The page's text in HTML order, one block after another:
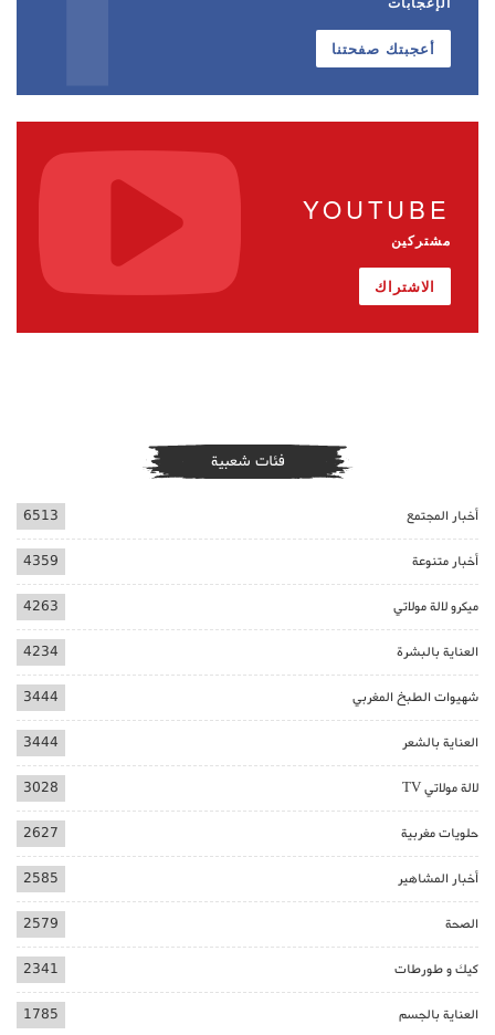
أعجبتك صفحتنا
YOUTUBE
مشتركين
الاشتراك
فئات شعبية
أخبار المجتمع 6513
أخبار متنوعة 4359
ميكرو لالة مولاتي 4263
العناية بالبشرة 4234
شهيوات الطبخ المغربي 3444
العناية بالشعر 3444
لالة مولاتي TV 3028
حلويات مغربية 2627
أخبار المشاهير 2585
الصحة 2579
كيك و طورطات 2341
العناية بالجسم 1785